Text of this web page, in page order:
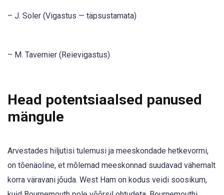
– J. Soler (Vigastus — täpsustamata)
– M. Tavernier (Reievigastus)
Head potentsiaalsed panused
mängule
Arvestades hiljutisi tulemusi ja meeskondade hetkevormi,
on tõenäoline, et mõlemad meeskonnad suudavad vähemalt
korra väravani jõuda. West Ham on kodus veidi soosikum,